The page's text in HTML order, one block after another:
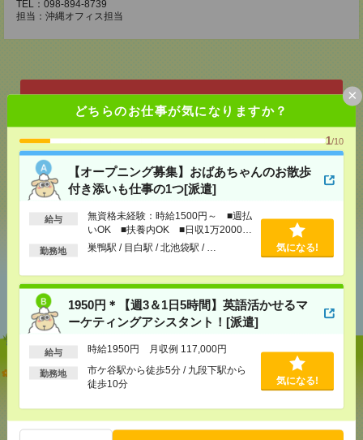
どちらのお仕事が気になりますか？
1/10
【オープニング募集】おばあちゃんのお散歩
付き添いも仕事の1つ[派遣]
給与
無資格未経験：時給1500円～ ■週払
いOK ■扶養内OK ■日収1万2000円
以上
勤務地 巣鴨駅 / 目白駅 / 北池袋駅 / … 気になる!
1950円＊【週3＆1日5時間】英語活かせるマ
ーケティングアシスタント！[派遣]
給与 時給1950円 月収例 117,000円
勤務地
市ケ谷駅から徒歩5分 / 九段下駅から
徒歩10分
気になる!
×
TEL：098-894-8739
担当：沖縄オフィス担当
応募ページへ
気になる！
シェア ツイート ブックマーク
あなたの閲覧履歴からの
おすすめ
【オープニング募集】おばあちゃんのお散歩付き添
いも仕事の1つ[派遣]
OK ■扶養内OK ■日収1万2000円以上